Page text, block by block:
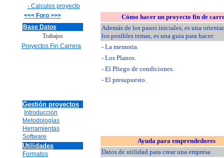
- Calculos proyecto
<<< Foro >>>
Base Datos
Trabajos
Proyectos Fin Carrera
Gestión proyectos
Introducción
Metodologías
Herramientas
Software
Utilidades
Formatos
Cómo hacer un proyecto fin de
Además de los pasos iniciales, es una
los posibles temas, es una guia para hacer:
- La memoria.
- Los Planos.
- El Pliego de condiciones.
- El presupuesto.
Ayuda para emprendedores
Datos de utilidad para crear una empresa